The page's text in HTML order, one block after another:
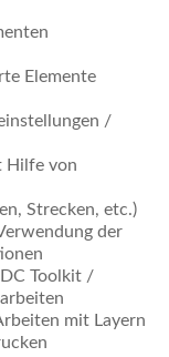
Elemente
/
Hilfe von
Strecken, etc.)
der
Toolkit /
mit Layern